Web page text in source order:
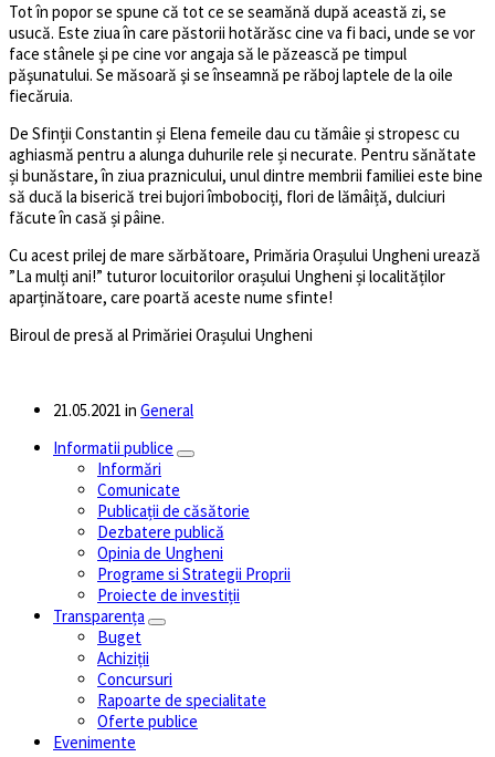
Tot în popor se spune că tot ce se seamănă după această zi, se
usucă. Este ziua în care păstorii hotărăsc cine va fi baci, unde se vor
face stânele şi pe cine vor angaja să le păzească pe timpul
păşunatului. Se măsoară şi se înseamnă pe răboj laptele de la oile
fiecăruia.
De Sfinții Constantin și Elena femeile dau cu tămâie și stropesc cu
aghiasmă pentru a alunga duhurile rele și necurate. Pentru sănătate
și bunăstare, în ziua praznicului, unul dintre membrii familiei este bine
să ducă la biserică trei bujori îmbobociți, flori de lămâiță, dulciuri
făcute în casă și pâine.
Cu acest prilej de mare sărbătoare, Primăria Orașului Ungheni urează
”La mulți ani!” tuturor locuitorilor orașului Ungheni și localităților
aparținătoare, care poartă aceste nume sfinte!
Biroul de presă al Primăriei Orașului Ungheni
21.05.2021 in General
Informatii publice
Informări
Comunicate
Publicații de căsătorie
Dezbatere publică
Opinia de Ungheni
Programe si Strategii Proprii
Proiecte de investiții
Transparența
Buget
Achiziții
Concursuri
Rapoarte de specialitate
Oferte publice
Evenimente